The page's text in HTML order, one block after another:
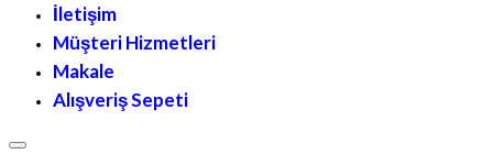
İletişim
Müşteri Hizmetleri
Makale
Alışveriş Sepeti